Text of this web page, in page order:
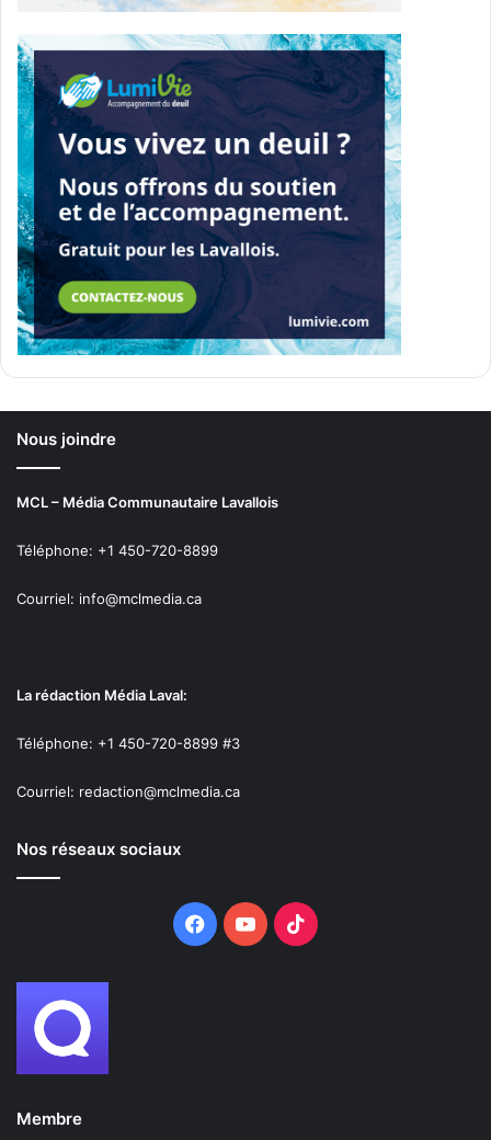
Nous joindre
MCL – Média Communautaire Lavallois
Téléphone: +1 450-720-8899
Courriel: info@mclmedia.ca
La rédaction Média Laval:
Téléphone: +1 450-720-8899 #3
Courriel: redaction@mclmedia.ca
Nos réseaux sociaux
FacebookYouTubeTikTok
Membre